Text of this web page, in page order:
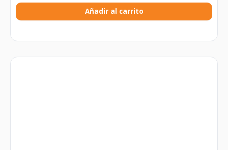
Añadir al carrito